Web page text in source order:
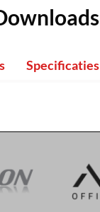
Specificaties